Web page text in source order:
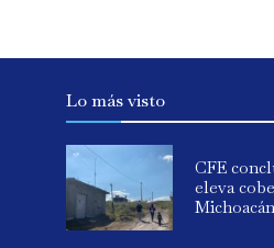
Lo más visto
CFE
eleva